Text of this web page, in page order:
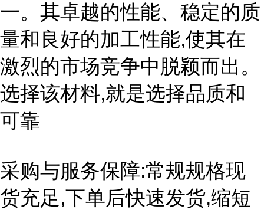
一。其卓越的性能、稳定的质
量和良好的加工性能,使其在
激烈的市场竞争中脱颖而出。
选择该材料,就是选择品质和
可靠
采购与服务保障:常规规格现
货充足,下单后快速发货,缩短